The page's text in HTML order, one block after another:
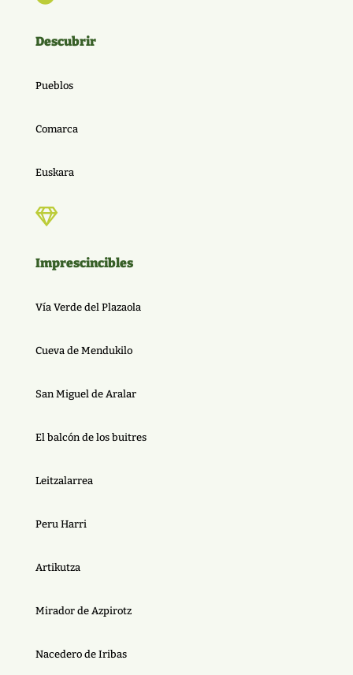
Descubrir
Pueblos
Comarca
Euskara

Imprescincibles
Vía Verde del Plazaola
Cueva de Mendukilo
San Miguel de Aralar
El balcón de los buitres
Leitzalarrea
Peru Harri
Artikutza
Mirador de Azpirotz
Nacedero de Iribas